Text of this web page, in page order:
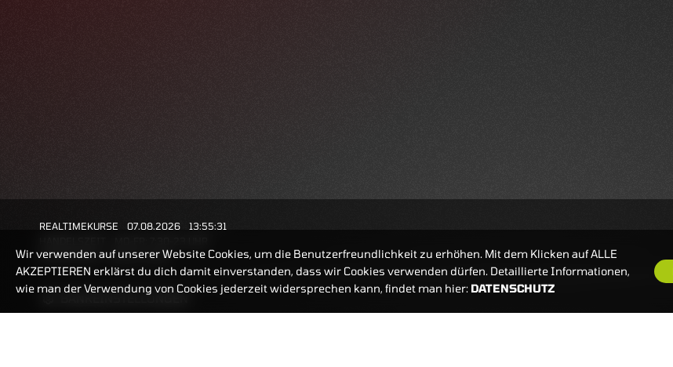
BANKEINSTELLUNGEN
REALTIMEKURSE 07.08.2026
13:55:31
ZERTIFIKATE
8:00-22 UHR
Wir verwenden auf unserer Website Cookies, um die Benutzerfreundlichkeit zu erhöhen. Mit dem Klicken auf ALLE
AKZEPTIEREN erklärst du dich damit einverstanden, dass wir Cookies verwenden dürfen. Detaillierte Informationen,
wie man der Verwendung von Cookies jederzeit widersprechen kann, findet man hier: DATENSCHUTZ